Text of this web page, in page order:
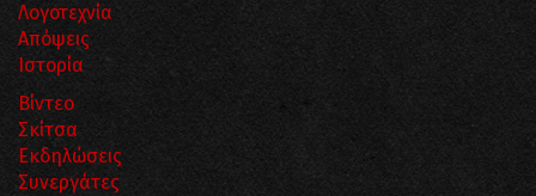
Λογοτεχνία
Απόψεις
Ιστορία
Βίντεο
Σκίτσα
Εκδηλώσεις
Συνεργάτες